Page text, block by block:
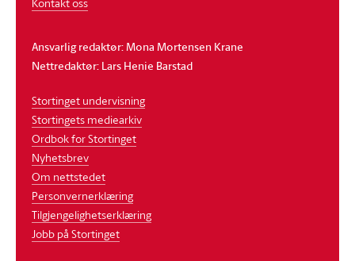
Kontakt oss
Ansvarlig redaktør: Mona Mortensen Krane
Nettredaktør: Lars Henie Barstad
Stortinget undervisning
Stortingets mediearkiv
Ordbok for Stortinget
Nyhetsbrev
Om nettstedet
Personvernerklæring
Tilgjengelighetserklæring
Jobb på Stortinget